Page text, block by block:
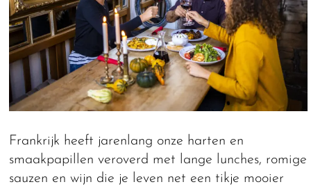
Frankrijk heeft jarenlang onze harten en
smaakpapillen veroverd met lange lunches, romige
sauzen en wijn die je leven net een tikje mooier